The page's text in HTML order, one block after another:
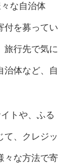
な自治体
付を募ってい
旅行先で気に
治体など、自
トや、ふる
て、クレジッ
々な方法で寄